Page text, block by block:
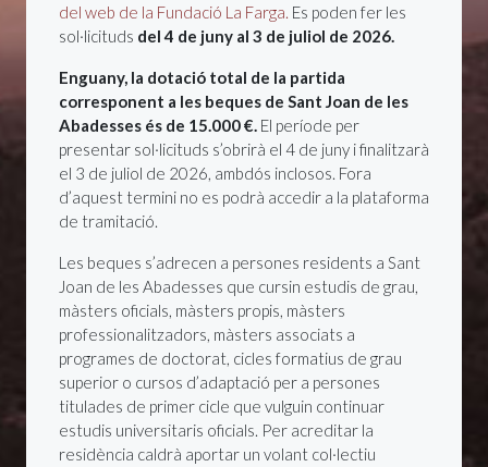
del web de la Fundació La Farga. Es poden fer les
sol·licituds del 4 de juny al 3 de juliol de 2026.
Enguany, la dotació total de la partida
corresponent a les beques de Sant Joan de les
Abadesses és de 15.000 €. El període per
presentar sol·licituds s’obrirà el 4 de juny i finalitzarà
el 3 de juliol de 2026, ambdós inclosos. Fora
d’aquest termini no es podrà accedir a la plataforma
de tramitació.
Les beques s’adrecen a persones residents a Sant
Joan de les Abadesses que cursin estudis de grau,
màsters oficials, màsters propis, màsters
professionalitzadors, màsters associats a
programes de doctorat, cicles formatius de grau
superior o cursos d’adaptació per a persones
titulades de primer cicle que vulguin continuar
estudis universitaris oficials. Per acreditar la
residència caldrà aportar un volant col·lectiu